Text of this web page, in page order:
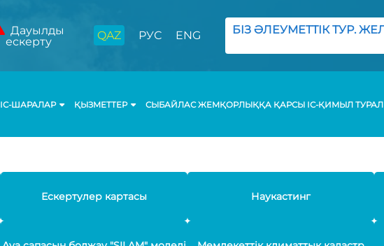
Дауылды
ескерту
QAZ РУС ENG БІЗ ӘЛЕУМЕТТІК ТУР.
ІС-ШАРАЛАР ҚЫЗМЕТТЕР СЫБАЙЛАС ЖЕМҚОРЛЫҚҚА ҚАРСЫ ІС-ҚИМЫЛ
Ескертулер картасы Наукастинг